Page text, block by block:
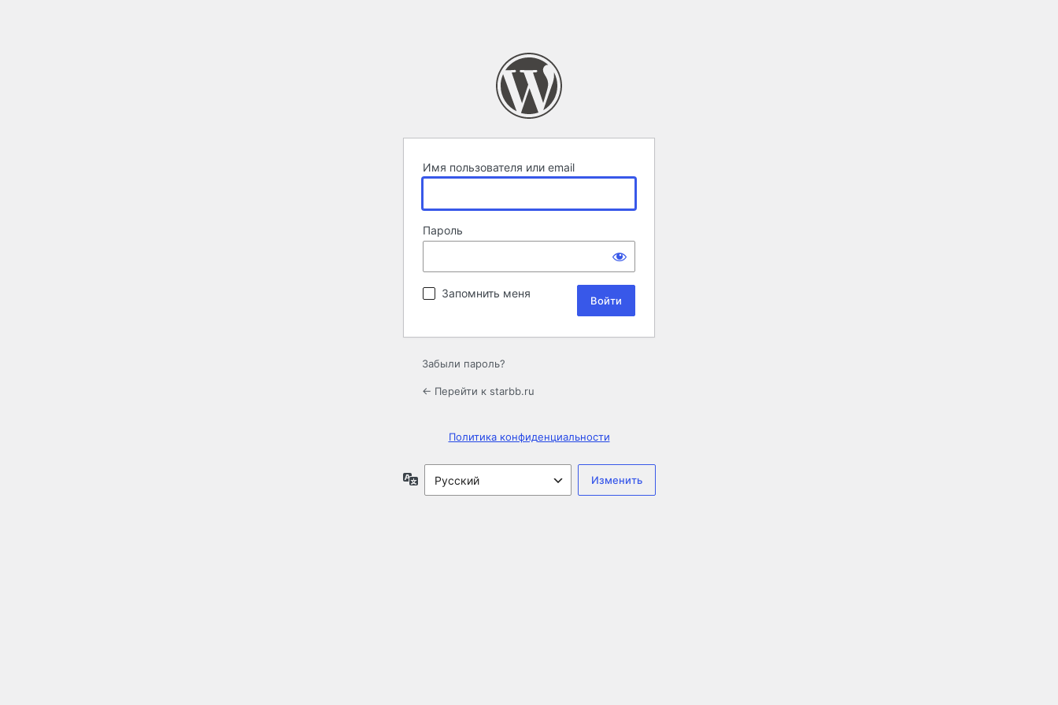
Имя пользователя или email
Пароль
Запомнить меня
Забыли пароль?
← Перейти к starbb.ru
Политика конфиденциальности
Язык